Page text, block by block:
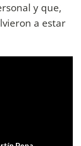
y que,
a estar